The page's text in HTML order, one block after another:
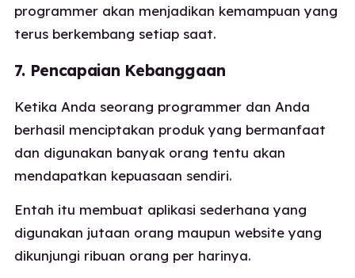
programmer akan menjadikan kemampuan yang
terus berkembang setiap saat.
7. Pencapaian Kebanggaan
Ketika Anda seorang programmer dan Anda
berhasil menciptakan produk yang bermanfaat
dan digunakan banyak orang tentu akan
mendapatkan kepuasaan sendiri.
Entah itu membuat aplikasi sederhana yang
digunakan jutaan orang maupun website yang
dikunjungi ribuan orang per harinya.